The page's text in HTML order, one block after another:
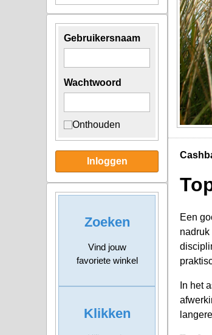
Gebruikersnaam
Wachtwoord
Onthouden
Inloggen
Zoeken
Vind jouw
favoriete winkel
Klikken
Een
In het